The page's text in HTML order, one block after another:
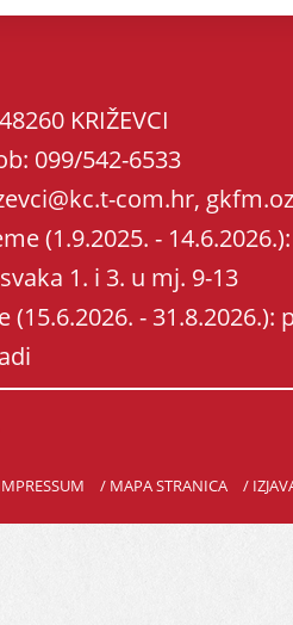
KRIŽEVCI
099/542-6533
com.hr,
(1.9.2025. -
1. i 3. u mj. 9-13
- 31.8.2026.):
/ MAPA STRANICA /